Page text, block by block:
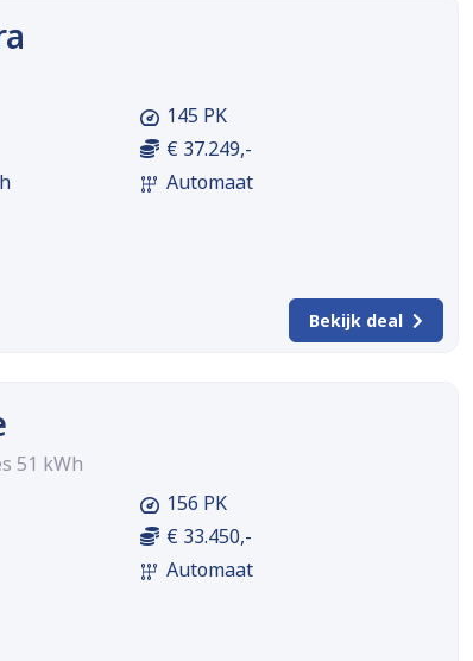
145 PK
€ 37.249,-
Automaat
Bekijk deal
51 kWh
156 PK
€ 33.450,-
Automaat